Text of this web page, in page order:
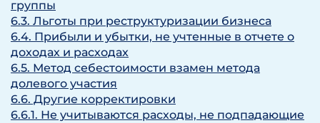
группы
6.3. Льготы при реструктуризации бизнеса
6.4. Прибыли и убытки, не учтенные в отчете о
доходах и расходах
6.5. Метод себестоимости взамен метода
долевого участия
6.6. Другие корректировки
6.6.1. Не учитываются расходы, не подпадающие